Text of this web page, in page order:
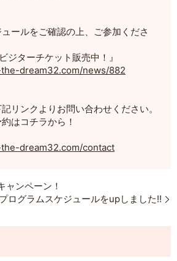
ールをご確認の上、ご参加くださ
ジターチケット販売中！』
dream32.com/news/882
リンクよりお問い合わせください。
はコチラから！
dream32.com/contact
ャンペーン！
ログラムスケジュールをupしました!!